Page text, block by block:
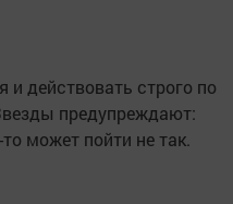
действовать строго по
предупреждают:
может пойти не так.